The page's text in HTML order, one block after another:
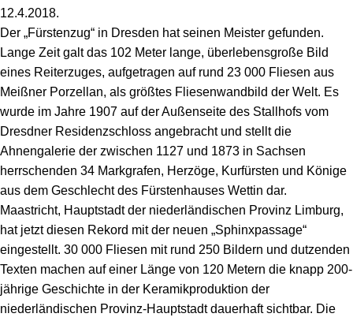
12.4.2018.
Der „Fürstenzug“ in Dresden hat seinen Meister gefunden.
Lange Zeit galt das 102 Meter lange, überlebensgroße Bild
eines Reiterzuges, aufgetragen auf rund 23 000 Fliesen aus
Meißner Porzellan, als größtes Fliesenwandbild der Welt. Es
wurde im Jahre 1907 auf der Außenseite des Stallhofs vom
Dresdner Residenzschloss angebracht und stellt die
Ahnengalerie der zwischen 1127 und 1873 in Sachsen
herrschenden 34 Markgrafen, Herzöge, Kurfürsten und Könige
aus dem Geschlecht des Fürstenhauses Wettin dar.
Maastricht, Hauptstadt der niederländischen Provinz Limburg,
hat jetzt diesen Rekord mit der neuen „Sphinxpassage“
eingestellt. 30 000 Fliesen mit rund 250 Bildern und dutzenden
Texten machen auf einer Länge von 120 Metern die knapp 200-
jährige Geschichte in der Keramikproduktion der
niederländischen Provinz-Hauptstadt dauerhaft sichtbar. Die